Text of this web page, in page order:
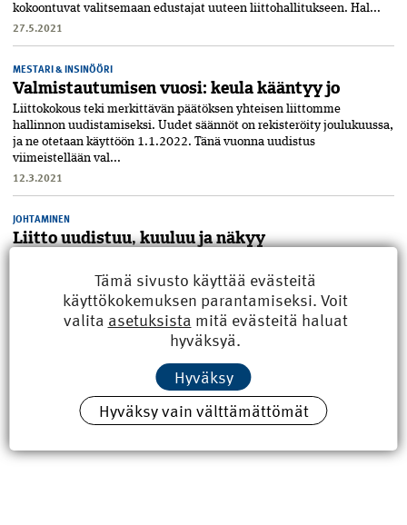
kokoontuvat valitsemaan edustajat uuteen liittohallitukseen. Hal...
27.5.2021
MESTARI & INSINÖÖRI
Valmistautumisen vuosi: keula kääntyy jo
Liittokokous teki merkittävän päätöksen yhteisen liittomme
hallinnon uudistamiseksi. Uudet säännöt on rekisteröity joulukuussa,
ja ne otetaan käyttöön 1.1.2022. Tänä vuonna uudistus
viimeistellään val...
12.3.2021
JOHTAMINEN
Liitto uudistuu, kuuluu ja näkyy
keventäminen järjestöissä on ajan ilmiö. Käsiteltävien asioiden
määrä kasvaa; siihen ulkoisia syitä ovat sääntely ja
markkinatilanne...
30.11.2020
Tämä sivusto käyttää evästeitä
käyttökokemuksen parantamiseksi. Voit
valita asetuksista mitä evästeitä haluat
hyväksyä.
Hyväksy
Hyväksy vain välttämättömät